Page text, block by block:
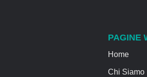
PAGINE
Home
Chi Siamo